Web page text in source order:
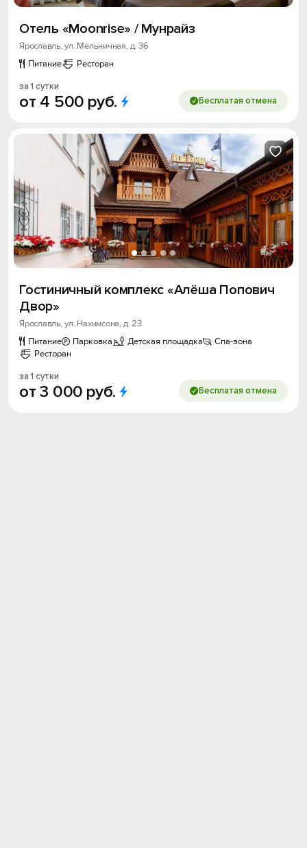
Отель «Moonrise» / Мунрайз
Ярославль, ул. Мельничная, д. 36
Питание
Ресторан
за 1 сутки
от 4 500 руб. Бесплатая отмена
Гостиничный комплекс «Алёша Попович
Двор»
Ярославль, ул. Нахимсона, д. 23
Питание
Парковка Детская площадка
Спа-зона
Ресторан
за 1 сутки
от3 000 руб. Бесплатая отмена